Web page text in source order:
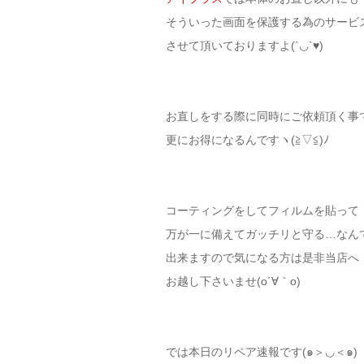
そういった画面を保護する為のサービ
させて頂いておりますよ(´◡`♥)
お直しをする際に同時にご依頼頂く事
更にお得になるんですヽ(≧▽≦)ﾉ
コーティングをしてフィルムを貼って
万が一に備えてガッチリと守る…なん
出来ますので気になる方は是非当店へ
お越し下さいませ(o´∀｀o)
では本日のリペア速報です(๑＞◡＜๑)